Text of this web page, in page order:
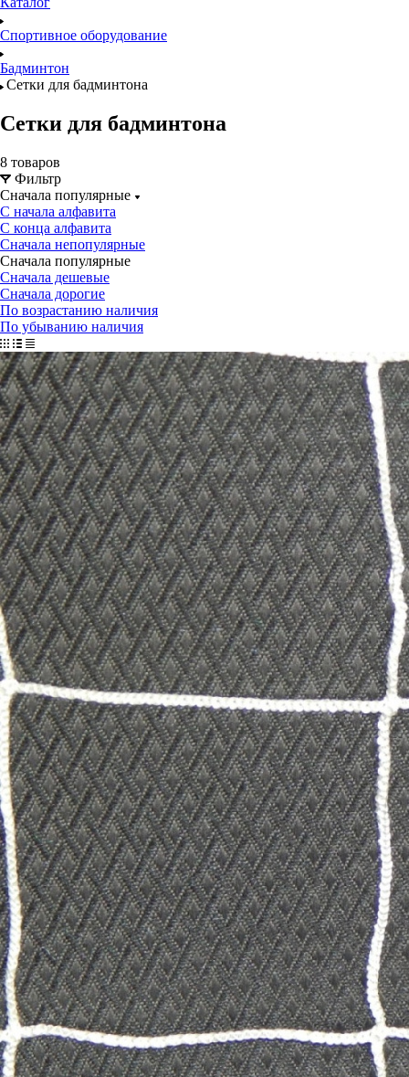
Спортивное оборудование
Бадминтон
Сетки для бадминтона
Сетки для бадминтона
8 товаров
Фильтр
Сначала популярные
С начала алфавита
С конца алфавита
Сначала непопулярные
Сначала популярные
Сначала дешевые
Сначала дорогие
По возрастанию наличия
По убыванию наличия